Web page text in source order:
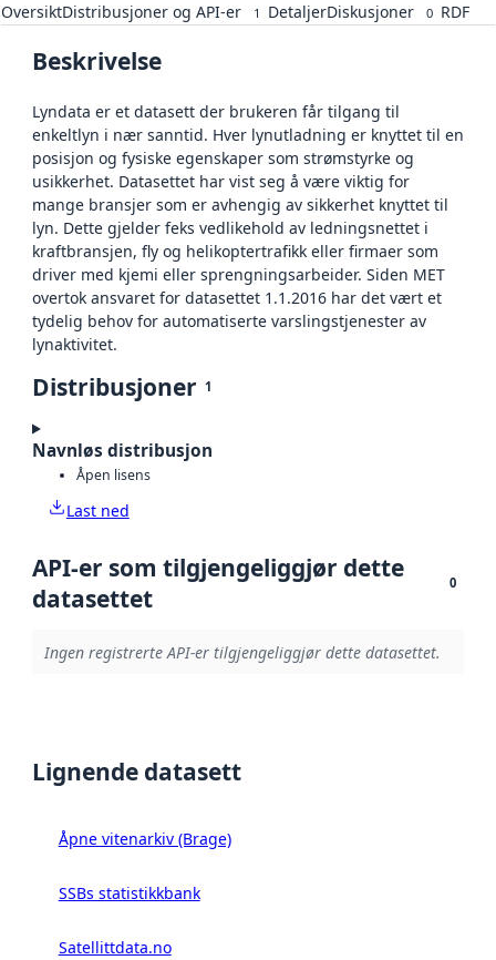
OversiktDistribusjoner og API-er 1 DetaljerDiskusjoner 0 RDF
Beskrivelse
Lyndata er et datasett der brukeren får tilgang til
enkeltlyn i nær sanntid. Hver lynutladning er knyttet til en
posisjon og fysiske egenskaper som strømstyrke og
usikkerhet. Datasettet har vist seg å være viktig for
mange bransjer som er avhengig av sikkerhet knyttet til
lyn. Dette gjelder feks vedlikehold av ledningsnettet i
kraftbransjen, fly og helikoptertrafikk eller firmaer som
driver med kjemi eller sprengningsarbeider. Siden MET
overtok ansvaret for datasettet 1.1.2016 har det vært et
tydelig behov for automatiserte varslingstjenester av
lynaktivitet.
Distribusjoner 1
Navnløs distribusjon
Åpen lisens
Last ned
API-er som tilgjengeliggjør dette
datasettet
0
Ingen registrerte API-er tilgjengeliggjør dette datasettet.
Lignende datasett
Åpne vitenarkiv (Brage)
SSBs statistikkbank
Satellittdata.no